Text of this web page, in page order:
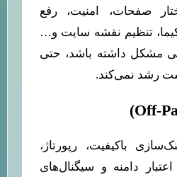
صفحات، امنیت، رفع
تنظیم نقشه سایت و…
مشکل داشته باشد، حتی
رشد نمی‌کند.
باکیفیت، رپورتاژ،
دامنه و سیگنال‌های